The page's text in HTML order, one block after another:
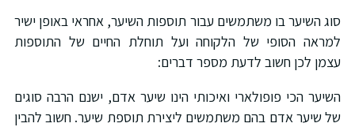
השיער בו משתמשים עבור תוספות השיער, אחראי באופן ישיר
הסופי של הלקוחה ועל תוחלת החיים של התוספות
לכן חשוב לדעת מספר דברים:
הכי פופולארי ואיכותי הינו שיער אדם, ישנם הרבה סוגים
שיער אדם בהם משתמשים ליצירת תוספת שיער. חשוב להבין